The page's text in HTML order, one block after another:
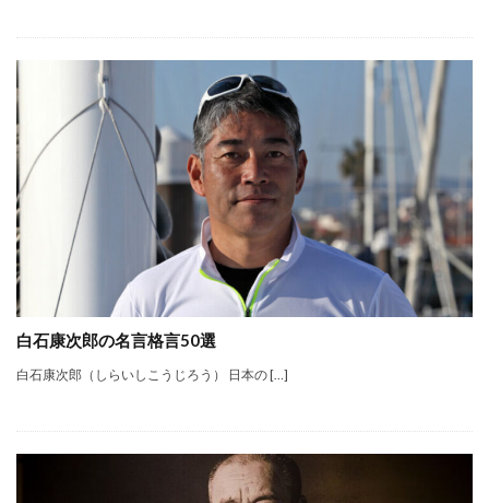
白石康次郎の名言格言50選
白石康次郎（しらいしこうじろう） 日本の […]